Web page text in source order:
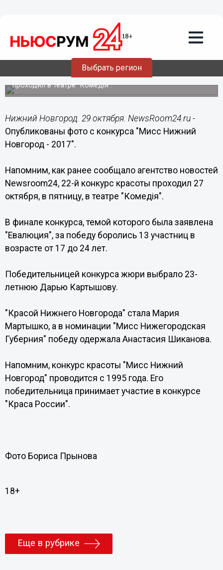
Выбрать регион
29.10.201719:10
Опубликованы фото с конкурса "Мисс
Нижний Новгород - 2017"
22-й конкурс красоты "Мисс Нижний Новгород - 2017"
проходил в театре "Комедiя".
Нижний Новгород. 29 октября. NewsRoom24.ru -
Опубликованы фото с конкурса "Мисс Нижний
Новгород - 2017".
Напомним, как ранее сообщало агентство новостей
Newsroom24, 22-й конкурс красоты проходил 27
октября, в пятницу, в театре "Комедiя".
В финале конкурса, темой которого была заявлена
"Евалюция", за победу боролись 13 участниц в
возрасте от 17 до 24 лет.
Победительницей конкурса жюри выбрало 23-
летнюю Дарью Картышову.
"Красой Нижнего Новгорода" стала Мария
Мартышко, а в номинации "Мисс Нижегородская
Губерния" победу одержала Анастасия Шиканова.
Напомним, конкурс красоты "Мисс Нижний
Новгород" проводится с 1995 года. Его
победительница принимает участие в конкурсе
"Краса России".
Фото Бориса Прынова
18+
Еще в рубрике